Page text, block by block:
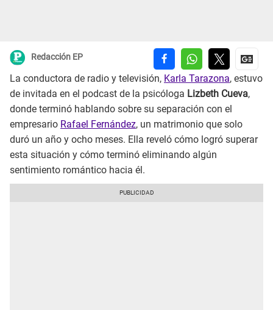
Redacción EP
La conductora de radio y televisión, Karla Tarazona, estuvo
de invitada en el podcast de la psicóloga Lizbeth Cueva,
donde terminó hablando sobre su separación con el
empresario Rafael Fernández, un matrimonio que solo
duró un año y ocho meses. Ella reveló cómo logró superar
esta situación y cómo terminó eliminando algún
sentimiento romántico hacia él.